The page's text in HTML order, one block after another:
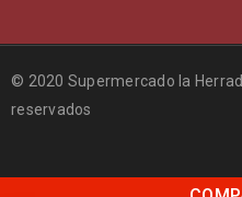
© 2020 Supermercado la
reservados